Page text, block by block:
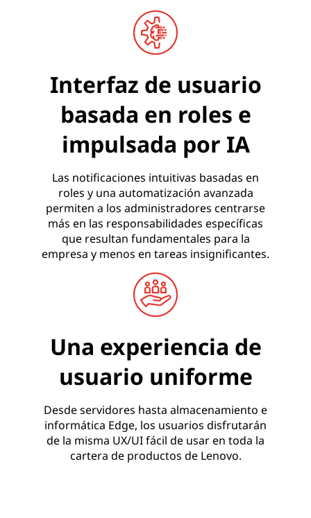
Interfaz de usuario
basada en roles e
impulsada por IA
Las notificaciones intuitivas basadas en
roles y una automatización avanzada
permiten a los administradores centrarse
más en las responsabilidades específicas
que resultan fundamentales para la
empresa y menos en tareas insignificantes.
Una experiencia de
usuario uniforme
Desde servidores hasta almacenamiento e
informática Edge, los usuarios disfrutarán
de la misma UX/UI fácil de usar en toda la
cartera de productos de Lenovo.